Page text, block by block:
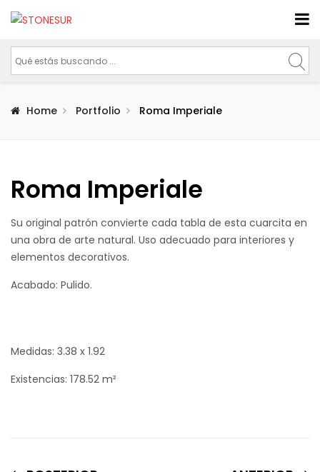
Home Portfolio Roma Imperiale
Roma Imperiale
Su original patrón convierte cada tabla de esta cuarcita en
una obra de arte natural. Uso adecuado para interiores y
elementos decorativos.
Acabado: Pulido.
Medidas: 3.38 x 1.92
Existencias: 178.52 m²